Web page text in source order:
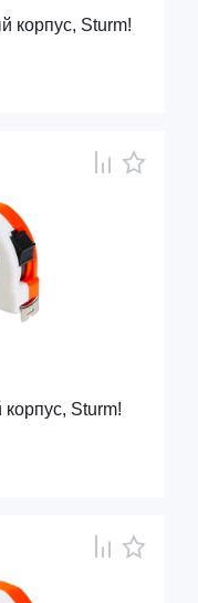
корпус, Sturm!
Sturm!